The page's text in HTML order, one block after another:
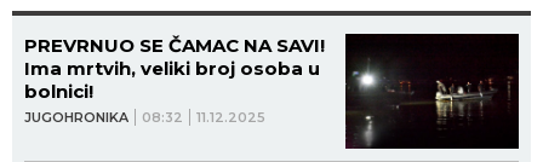
JUGOHRONIKA 08:32 11.12.2025
PREVRNUO SE ČAMAC NA SAVI!
Ima mrtvih, veliki broj osoba u
bolnici!